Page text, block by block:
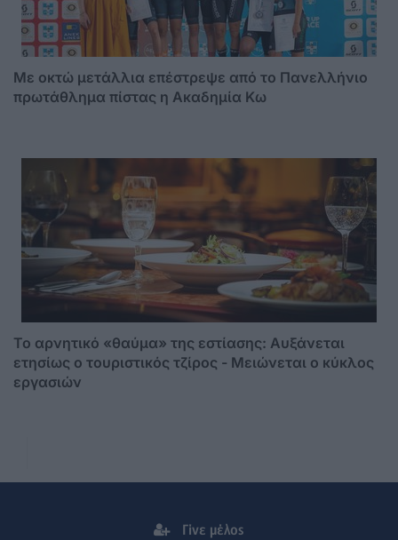
Με οκτώ μετάλλια επέστρεψε από το Πανελλήνιο
πρωτάθλημα πίστας η Ακαδημία Κω
Το αρνητικό «θαύμα» της εστίασης: Αυξάνεται
ετησίως ο τουριστικός τζίρος - Mειώνεται ο κύκλος
εργασιών
Γίνε μέλος